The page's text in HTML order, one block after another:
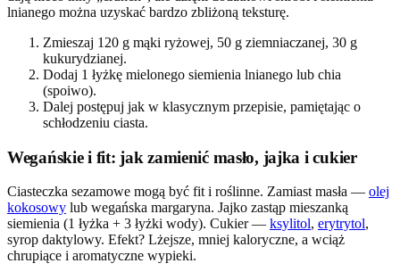
lnianego można uzyskać bardzo zbliżoną teksturę.
Zmieszaj 120 g mąki ryżowej, 50 g ziemniaczanej, 30 g
kukurydzianej.
Dodaj 1 łyżkę mielonego siemienia lnianego lub chia
(spoiwo).
Dalej postępuj jak w klasycznym przepisie, pamiętając o
schłodzeniu ciasta.
Wegańskie i fit: jak zamienić masło, jajka i cukier
Ciasteczka sezamowe mogą być fit i roślinne. Zamiast masła — olej
kokosowy lub wegańska margaryna. Jajko zastąp mieszanką
siemienia (1 łyżka + 3 łyżki wody). Cukier — ksylitol, erytrytol,
syrop daktylowy. Efekt? Lżejsze, mniej kaloryczne, a wciąż
chrupiące i aromatyczne wypieki.